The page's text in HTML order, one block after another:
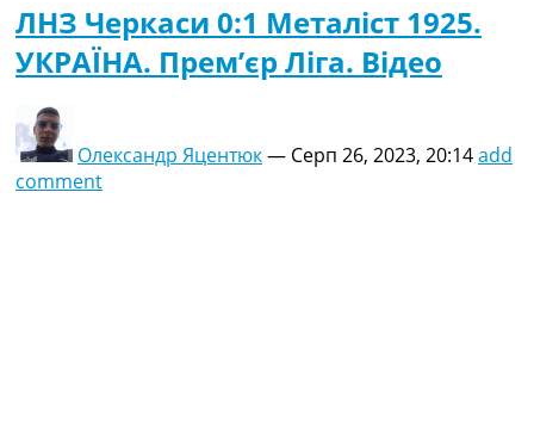
ЛНЗ Черкаси 0:1 Металіст 1925.
УКРАЇНА. Прем’єр Ліга. Відео
Олександр Яцентюк— Серп 26, 2023, 20:14add
comment